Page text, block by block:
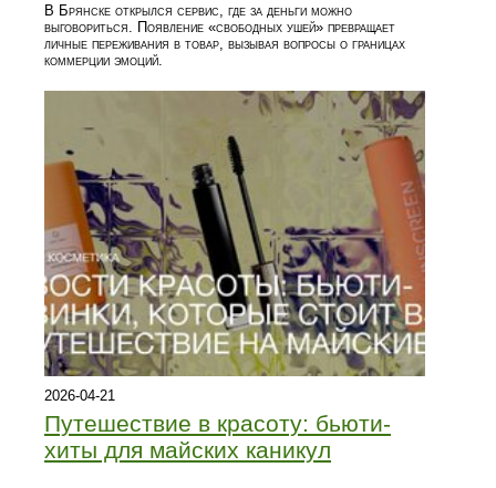
В Брянске открылся сервис, где за деньги можно
выговориться. Появление «свободных ушей» превращает
личные переживания в товар, вызывая вопросы о границах
коммерции эмоций.
2026-04-21
Путешествие в красоту: бьюти-
хиты для майских каникул